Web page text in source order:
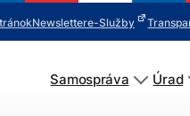
Newslettere-Služby
Samospráva Úrad